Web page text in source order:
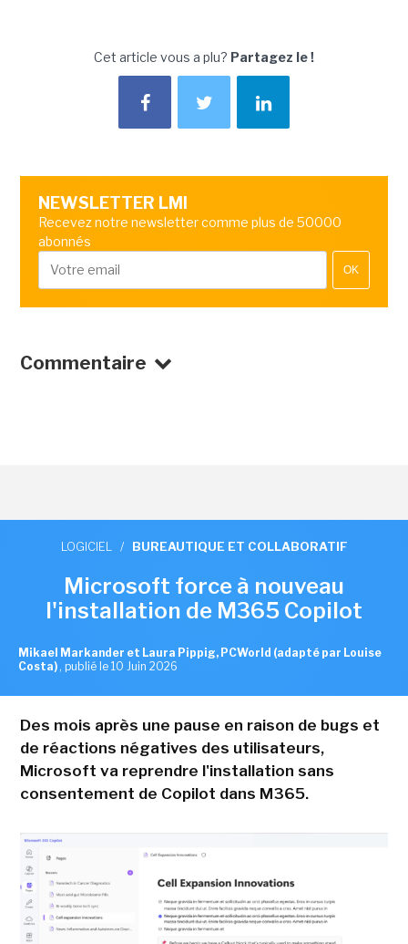
Cet article vous a plu? Partagez le !
NEWSLETTER LMI
Recevez notre newsletter comme plus de 50000
abonnés
OK
Commentaire
LOGICIEL / BUREAUTIQUE ET COLLABORATIF
Microsoft force à nouveau
l'installation de M365 Copilot
Mikael Markander et Laura Pippig, PCWorld (adapté par Louise
Costa) , publié le 10 Juin 2026
Des mois après une pause en raison de bugs et
de réactions négatives des utilisateurs,
Microsoft va reprendre l'installation sans
consentement de Copilot dans M365.